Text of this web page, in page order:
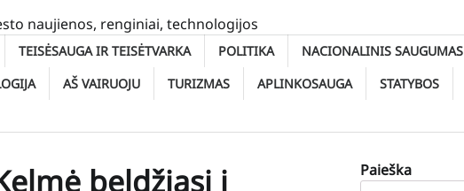
naujienos, renginiai, technologijos
TEISĖSAUGA IR TEISĖTVARKA POLITIKA NACIONALINIS SAUGUMAS
AŠ VAIRUOJU TURIZMAS APLINKOSAUGA STATYBOS
beldžiasi į
Paieška